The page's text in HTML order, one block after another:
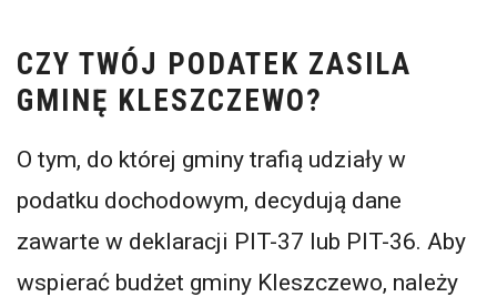
CZY TWÓJ PODATEK ZASILA
GMINĘ KLESZCZEWO?
O tym, do której gminy trafią udziały w
podatku dochodowym, decydują dane
zawarte w deklaracji PIT-37 lub PIT-36. Aby
wspierać budżet gminy Kleszczewo, należy